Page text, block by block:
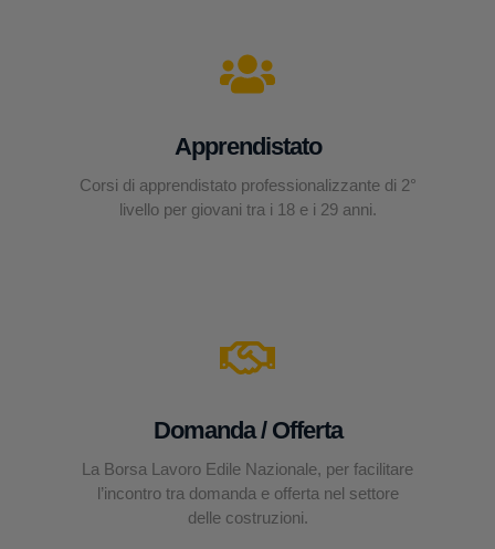
Apprendistato
Corsi di apprendistato professionalizzante di 2°
livello per giovani tra i 18 e i 29 anni.
Domanda / Offerta
La Borsa Lavoro Edile Nazionale, per facilitare
l’incontro tra domanda e offerta nel settore
delle costruzioni.